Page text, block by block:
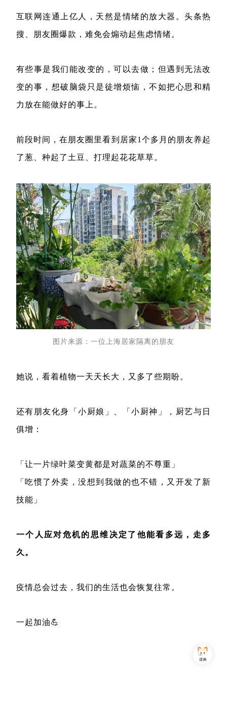
互联网连通上亿人，天然是情绪的放大器。头条热
搜、朋友圈爆款，难免会煽动起焦虑情绪。
有些事是我们能改变的，可以去做；但遇到无法改
变的事，想破脑袋只是徒增烦恼，不如把心思和精
力放在能做好的事上。
前段时间，在朋友圈里看到居家1个多月的朋友养起
了葱、种起了土豆、打理起花花草草。
图片来源：一位上海居家隔离的朋友
她说，看着植物一天天长大，又多了些期盼。
还有朋友化身「小厨娘」、「小厨神」，厨艺与日
俱增：
「让一片绿叶菜变黄都是对蔬菜的不尊重」
「吃惯了外卖，没想到我做的也不错，又开发了新
技能」
一个人应对危机的思维决定了他能看多远，走多
久。
疫情总会过去，我们的生活也会恢复往常。
一起加油💪